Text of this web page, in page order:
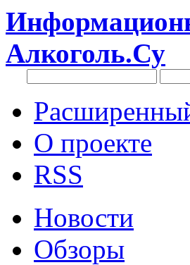
Алкоголь.Су
О проекте
RSS
Новости
Обзоры